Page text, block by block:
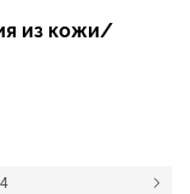
из кожи/